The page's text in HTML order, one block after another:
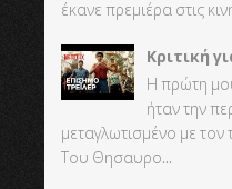
έκανε πρεμιέρα στις
Κριτική
Η πρώτη
ήταν την
μεταγλωτισμένο με τον
Του Θησαυρο...